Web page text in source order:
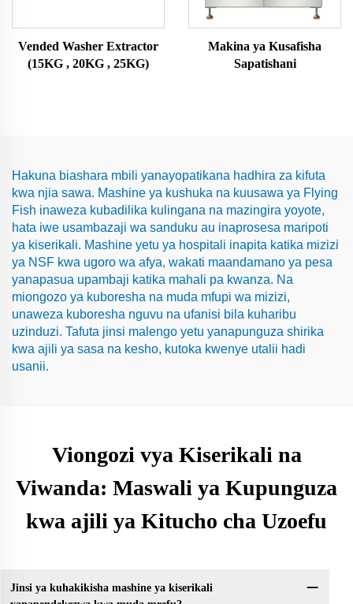
Vended Washer Extractor
(15KG , 20KG , 25KG)
Makina ya Kusafisha
Sapatishani
Hakuna biashara mbili yanayopatikana hadhira za kifuta
kwa njia sawa. Mashine ya kushuka na kuusawa ya Flying
Fish inaweza kubadilika kulingana na mazingira yoyote,
hata iwe usambazaji wa sanduku au inaprosesa maripoti
ya kiserikali. Mashine yetu ya hospitali inapita katika mizizi
ya NSF kwa ugoro wa afya, wakati maandamano ya pesa
yanapasua upambaji katika mahali pa kwanza. Na
miongozo ya kuboresha na muda mfupi wa mizizi,
unaweza kuboresha nguvu na ufanisi bila kuharibu
uzinduzi. Tafuta jinsi malengo yetu yanapunguza shirika
kwa ajili ya sasa na kesho, kutoka kwenye utalii hadi
usanii.
Viongozi vya Kiserikali na
Viwanda: Maswali ya Kupunguza
kwa ajili ya Kitucho cha Uzoefu
Jinsi ya kuhakikisha mashine ya kiserikali